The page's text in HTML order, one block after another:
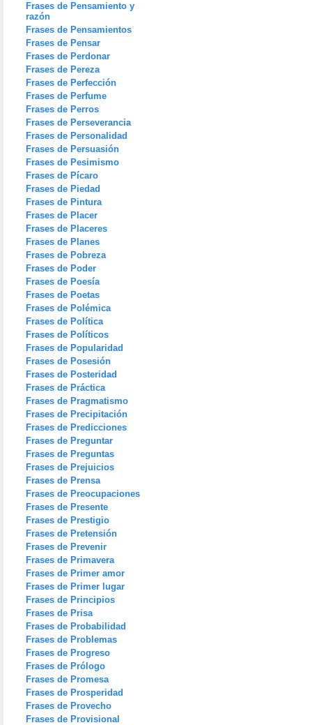
Frases de Pensamiento y
razón
Frases de Pensamientos
Frases de Pensar
Frases de Perdonar
Frases de Pereza
Frases de Perfección
Frases de Perfume
Frases de Perros
Frases de Perseverancia
Frases de Personalidad
Frases de Persuasión
Frases de Pesimismo
Frases de Pícaro
Frases de Piedad
Frases de Pintura
Frases de Placer
Frases de Placeres
Frases de Planes
Frases de Pobreza
Frases de Poder
Frases de Poesía
Frases de Poetas
Frases de Polémica
Frases de Política
Frases de Políticos
Frases de Popularidad
Frases de Posesión
Frases de Posteridad
Frases de Práctica
Frases de Pragmatismo
Frases de Precipitación
Frases de Predicciones
Frases de Preguntar
Frases de Preguntas
Frases de Prejuicios
Frases de Prensa
Frases de Preocupaciones
Frases de Presente
Frases de Prestigio
Frases de Pretensión
Frases de Prevenir
Frases de Primavera
Frases de Primer amor
Frases de Primer lugar
Frases de Principios
Frases de Prisa
Frases de Probabilidad
Frases de Problemas
Frases de Progreso
Frases de Prólogo
Frases de Promesa
Frases de Prosperidad
Frases de Provecho
Frases de Provisional